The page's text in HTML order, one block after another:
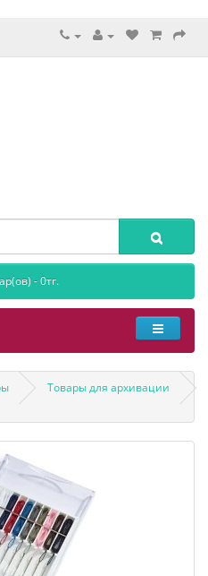
- 0тг.
Товары для архивации